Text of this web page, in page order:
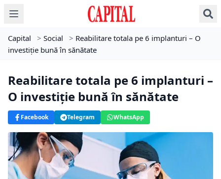
Capital > Social > Reabilitare totala pe 6 implanturi – O
investiție bună în sănătate
Reabilitare totala pe 6 implanturi –
O investiție bună în sănătate
Facebook Telegram WhatsApp